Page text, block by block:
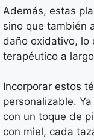
Además, estas
sino que también
daño oxidativo, lo
terapéutico a
Incorporar estos
personalizable.
con un toque de
con miel, cada